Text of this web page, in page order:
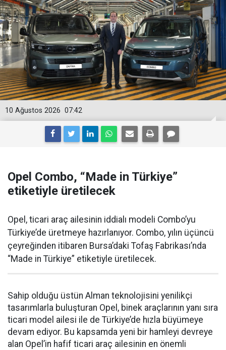
07:42
10 Ağustos 2026
Opel Combo, “Made in Türkiye”
etiketiyle üretilecek
Opel, ticari araç ailesinin iddialı modeli Combo’yu
Türkiye’de üretmeye hazırlanıyor. Combo, yılın üçüncü
çeyreğinden itibaren Bursa’daki Tofaş Fabrikası’nda
“Made in Türkiye” etiketiyle üretilecek.
Sahip olduğu üstün Alman teknolojisini yenilikçi
tasarımlarla buluşturan Opel, binek araçlarının yanı sıra
ticari model ailesi ile de Türkiye’de hızla büyümeye
devam ediyor. Bu kapsamda yeni bir hamleyi devreye
alan Opel’in hafif ticari araç ailesinin en önemli